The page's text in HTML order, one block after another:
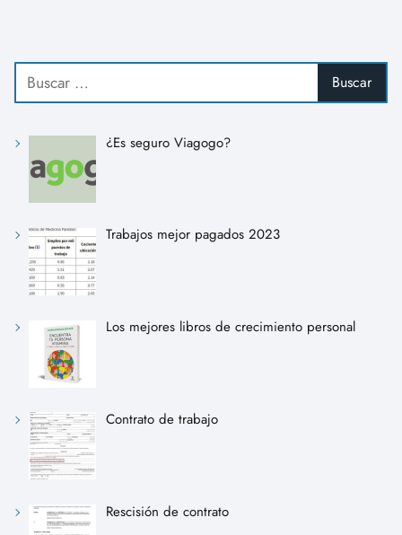
¿Es seguro Viagogo?
Trabajos mejor pagados 2023
Los mejores libros de crecimiento personal
Contrato de trabajo
Rescisión de contrato